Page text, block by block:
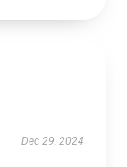
Dec 29, 2024